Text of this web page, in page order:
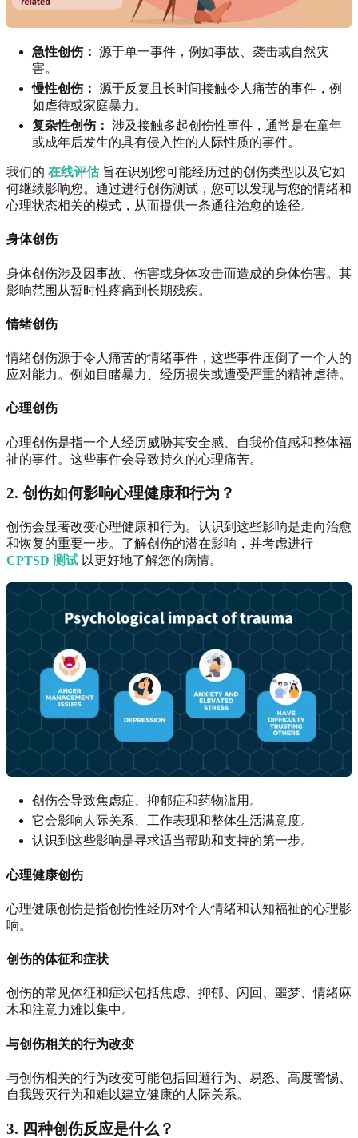
急性创伤： 源于单一事件，例如事故、袭击或自然灾
害。
慢性创伤： 源于反复且长时间接触令人痛苦的事件，例
如虐待或家庭暴力。
复杂性创伤： 涉及接触多起创伤性事件，通常是在童年
或成年后发生的具有侵入性的人际性质的事件。
我们的 在线评估旨在识别您可能经历过的创伤类型以及它如
何继续影响您。通过进行创伤测试，您可以发现与您的情绪和
心理状态相关的模式，从而提供一条通往治愈的途径。
身体创伤
身体创伤涉及因事故、伤害或身体攻击而造成的身体伤害。其
影响范围从暂时性疼痛到长期残疾。
情绪创伤
情绪创伤源于令人痛苦的情绪事件，这些事件压倒了一个人的
应对能力。例如目睹暴力、经历损失或遭受严重的精神虐待。
心理创伤
心理创伤是指一个人经历威胁其安全感、自我价值感和整体福
祉的事件。这些事件会导致持久的心理痛苦。
2. 创伤如何影响心理健康和行为？
创伤会显著改变心理健康和行为。认识到这些影响是走向治愈
和恢复的重要一步。了解创伤的潜在影响，并考虑进行
CPTSD 测试 以更好地了解您的病情。
创伤会导致焦虑症、抑郁症和药物滥用。
它会影响人际关系、工作表现和整体生活满意度。
认识到这些影响是寻求适当帮助和支持的第一步。
心理健康创伤
心理健康创伤是指创伤性经历对个人情绪和认知福祉的心理影
响。
创伤的体征和症状
创伤的常见体征和症状包括焦虑、抑郁、闪回、噩梦、情绪麻
木和注意力难以集中。
与创伤相关的行为改变
与创伤相关的行为改变可能包括回避行为、易怒、高度警惕、
自我毁灭行为和难以建立健康的人际关系。
3. 四种创伤反应是什么？